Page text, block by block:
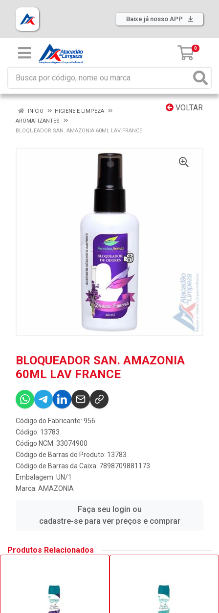
Baixe já nosso APP
0
VOLTAR
INÍCIO
HIGIENE E LIMPEZA
AROMATIZANTES
BLOQUEADOR SAN. AMAZONIA 60ML LAV FRANCE
BLOQUEADOR SAN. AMAZONIA
60ML LAV FRANCE
Código do Fabricante: 956
Código: 13783
Código NCM: 33074900
Código de Barras do Produto: 13783
Código de Barras da Caixa: 7898709881173
Embalagem: UN/1
Marca: AMAZONIA
Faça seu login ou
cadastre-se para ver preços e comprar
Produtos Relacionados